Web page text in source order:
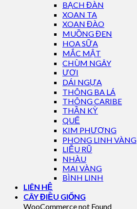
BẠCH ĐÀN
XOAN TA
XOAN ĐÀO
MUỒNG ĐEN
HOA SỮA
MẮC MẬT
CHÙM NGÂY
ƯƠI
DÁI NGỰA
THÔNG BA LÁ
THÔNG CARIBE
THẦN KỲ
QUẾ
KIM PHƯỢNG
PHONG LINH VÀNG
LIỄU RŨ
NHÀU
MAI VÀNG
BÌNH LINH
LIÊN HỆ
CÂY ĐIỀU GIỐNG
WooCommerce not Found